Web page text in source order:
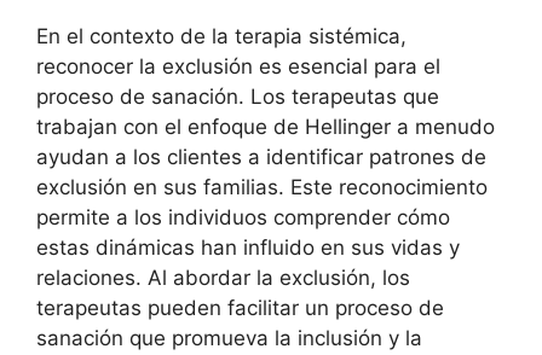
En el contexto de la terapia sistémica,
reconocer la exclusión es esencial para el
proceso de sanación. Los terapeutas que
trabajan con el enfoque de Hellinger a menudo
ayudan a los clientes a identificar patrones de
exclusión en sus familias. Este reconocimiento
permite a los individuos comprender cómo
estas dinámicas han influido en sus vidas y
relaciones. Al abordar la exclusión, los
terapeutas pueden facilitar un proceso de
sanación que promueva la inclusión y la